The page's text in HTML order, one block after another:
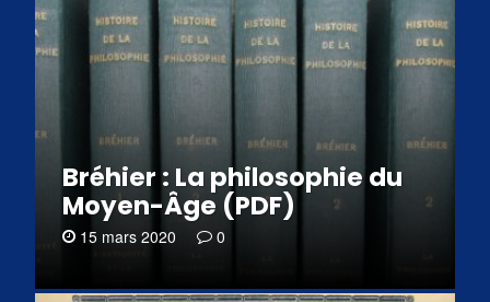
Bréhier : La philosophie du
Moyen-Âge (PDF)
15 mars 2020 0